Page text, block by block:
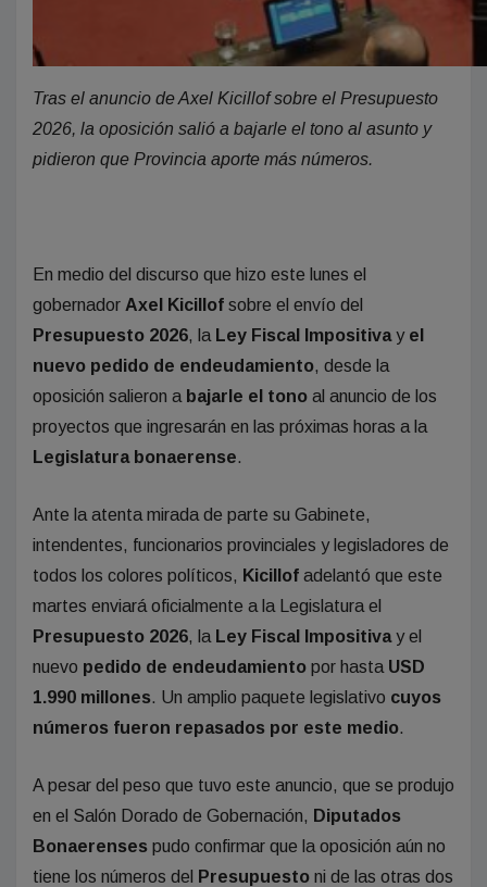
Tras el anuncio de Axel Kicillof sobre el Presupuesto
2026, la oposición salió a bajarle el tono al asunto y
pidieron que Provincia aporte más números.
En medio del discurso que hizo este lunes el
gobernador Axel Kicillof sobre el envío del
Presupuesto 2026, la Ley Fiscal Impositivayel
nuevo pedido de endeudamiento, desde la
oposición salieron a bajarle el tono al anuncio de los
proyectos que ingresarán en las próximas horas a la
Legislatura bonaerense.
Ante la atenta mirada de parte su Gabinete,
intendentes, funcionarios provinciales y legisladores de
todos los colores políticos, Kicillof adelantó que este
martes enviará oficialmente a la Legislatura el
Presupuesto 2026, la Ley Fiscal Impositivay el
nuevo pedido de endeudamiento por hasta USD
1.990 millones. Un amplio paquete legislativo cuyos
números fueron repasados por este medio.
A pesar del peso que tuvo este anuncio, que se produjo
en el Salón Dorado de Gobernación, Diputados
Bonaerenses pudo confirmar que la oposición aún no
tiene los números del
Presupuesto ni de las otras dos